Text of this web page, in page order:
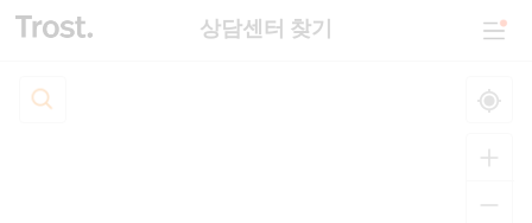
상담센터 찾기